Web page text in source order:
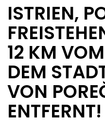
ISTRIEN,
12 KM
DEM
VON
ENTFERNT!